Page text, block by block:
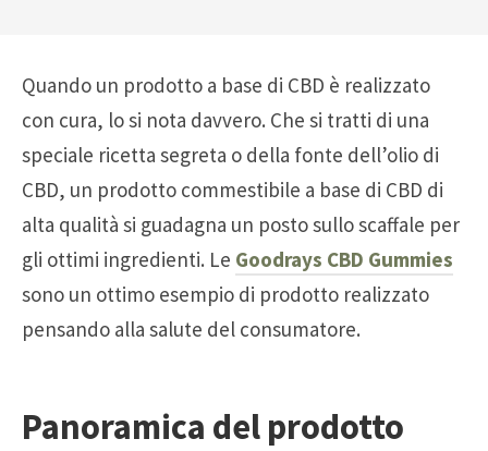
Quando un prodotto a base di CBD è realizzato
con cura, lo si nota davvero. Che si tratti di una
speciale ricetta segreta o della fonte dell’olio di
CBD, un prodotto commestibile a base di CBD di
alta qualità si guadagna un posto sullo scaffale per
gli ottimi ingredienti. Le Goodrays CBD Gummies
sono un ottimo esempio di prodotto realizzato
pensando alla salute del consumatore.
Panoramica del prodotto